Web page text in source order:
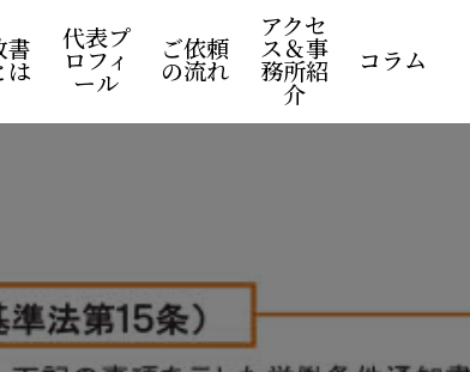
書
は
代表プ
ロフィ
ール
ご依頼
の流れ
アクセ
ス＆事
務所紹
介
コラム